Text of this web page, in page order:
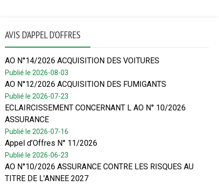
AVIS D’APPEL D’OFFRES
AO N°14/2026 ACQUISITION DES VOITURES
Publié le 2026-08-03
AO N°12/2026 ACQUISITION DES FUMIGANTS
Publié le 2026-07-23
ECLAIRCISSEMENT CONCERNANT L AO N° 10/2026
ASSURANCE
Publié le 2026-07-16
Appel d’Offres N° 11/2026
Publié le 2026-06-23
AO N°10/2026 ASSURANCE CONTRE LES RISQUES AU
TITRE DE L’ANNEE 2027